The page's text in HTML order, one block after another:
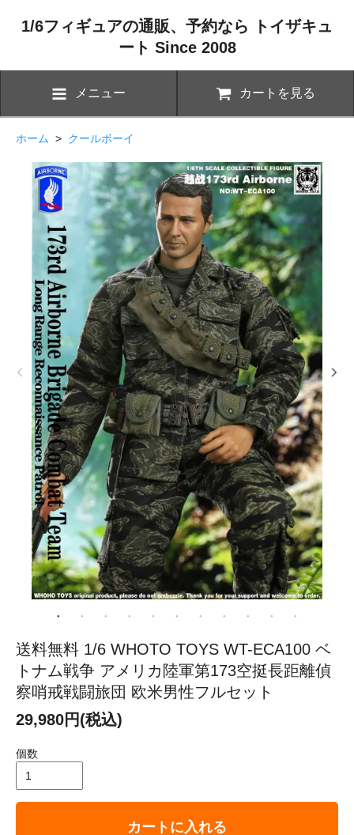
1/6フィギュアの通販、予約なら トイザキュ
ート Since 2008
メニュー カートを見る
ホーム > クールボーイ
送料無料 1/6 WHOTO TOYS WT-ECA100 ベ
トナム戦争 アメリカ陸軍第173空挺長距離偵
察哨戒戦闘旅団 欧米男性フルセット
29,980円(税込)
個数
カートに入れる